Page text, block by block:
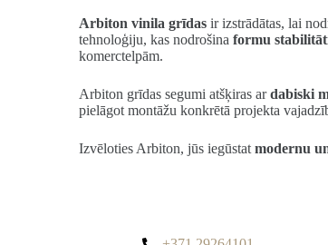
Arbiton vinila grīdas ir izstrādātas, lai
tehnoloģiju, kas nodrošinaformu
komerctelpām.
Arbiton grīdas segumi atšķiras ardabiski
pielāgot montāžu konkrētā projekta
Izvēloties Arbiton, jūs iegūstatmodernu